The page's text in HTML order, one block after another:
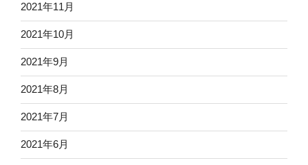
2021年11月
2021年10月
2021年9月
2021年8月
2021年7月
2021年6月